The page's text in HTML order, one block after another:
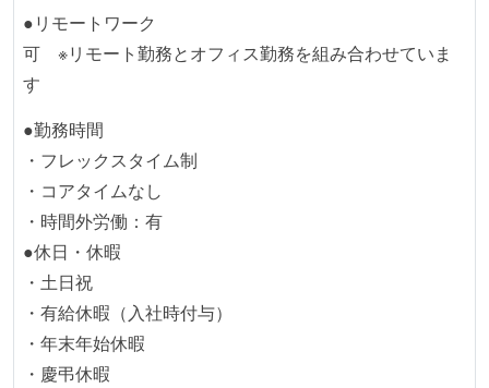
OS やエディタ、IDE といった個人の環境は、各自の責
任で好きなものを使うことができる
参加している
タスクの見積もりは、実装を担当するメンバーが中心
となって行う
全体のスケジュール管理は、途中の成果を随時確認し
ながら、納期または盛り込む機能を柔軟に調整する形
で行う
プロダクトの開発言語やフレームワークなど主要な構
成技術は、基本的に最新版より1年以上ビハインドし
ていない
●リモートワーク
可 ※リモート勤務とオフィス勤務を組み合わせていま
す
●勤務時間
・フレックスタイム制
・コアタイムなし
・時間外労働：有
●休日・休暇
・土日祝
・有給休暇（入社時付与）
・年末年始休暇
・慶弔休暇